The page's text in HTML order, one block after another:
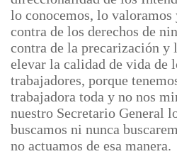
lo conocemos, lo valoramos
contra de los derechos de
contra de la precarización y
elevar la calidad de vida de
trabajadores, porque
trabajadora toda y no nos
nuestro Secretario General
buscamos ni nunca
no actuamos de esa manera.